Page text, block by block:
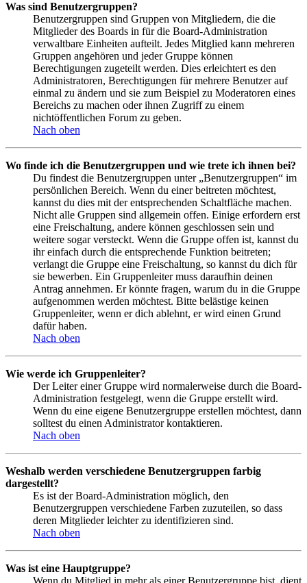
Was sind Benutzergruppen?
Benutzergruppen sind Gruppen von Mitgliedern, die die
Mitglieder des Boards in für die Board-Administration
verwaltbare Einheiten aufteilt. Jedes Mitglied kann mehreren
Gruppen angehören und jeder Gruppe können
Berechtigungen zugeteilt werden. Dies erleichtert es den
Administratoren, Berechtigungen für mehrere Benutzer auf
einmal zu ändern und sie zum Beispiel zu Moderatoren eines
Bereichs zu machen oder ihnen Zugriff zu einem
nichtöffentlichen Forum zu geben.
Nach oben
Wo finde ich die Benutzergruppen und wie trete ich ihnen bei?
Du findest die Benutzergruppen unter „Benutzergruppen“ im
persönlichen Bereich. Wenn du einer beitreten möchtest,
kannst du dies mit der entsprechenden Schaltfläche machen.
Nicht alle Gruppen sind allgemein offen. Einige erfordern erst
eine Freischaltung, andere können geschlossen sein und
weitere sogar versteckt. Wenn die Gruppe offen ist, kannst du
ihr einfach durch die entsprechende Funktion beitreten;
verlangt die Gruppe eine Freischaltung, so kannst du dich für
sie bewerben. Ein Gruppenleiter muss daraufhin deinen
Antrag annehmen. Er könnte fragen, warum du in die Gruppe
aufgenommen werden möchtest. Bitte belästige keinen
Gruppenleiter, wenn er dich ablehnt, er wird einen Grund
dafür haben.
Nach oben
Wie werde ich Gruppenleiter?
Der Leiter einer Gruppe wird normalerweise durch die Board-
Administration festgelegt, wenn die Gruppe erstellt wird.
Wenn du eine eigene Benutzergruppe erstellen möchtest, dann
solltest du einen Administrator kontaktieren.
Nach oben
Weshalb werden verschiedene Benutzergruppen farbig
dargestellt?
Es ist der Board-Administration möglich, den
Benutzergruppen verschiedene Farben zuzuteilen, so dass
deren Mitglieder leichter zu identifizieren sind.
Nach oben
Was ist eine Hauptgruppe?